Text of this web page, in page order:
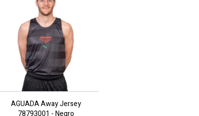
AGUADA Away Jersey
78793001 - Negro